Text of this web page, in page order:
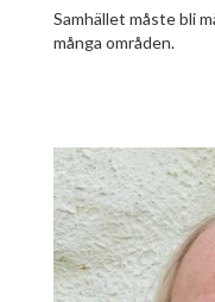
Samhället måste bli
många områden.